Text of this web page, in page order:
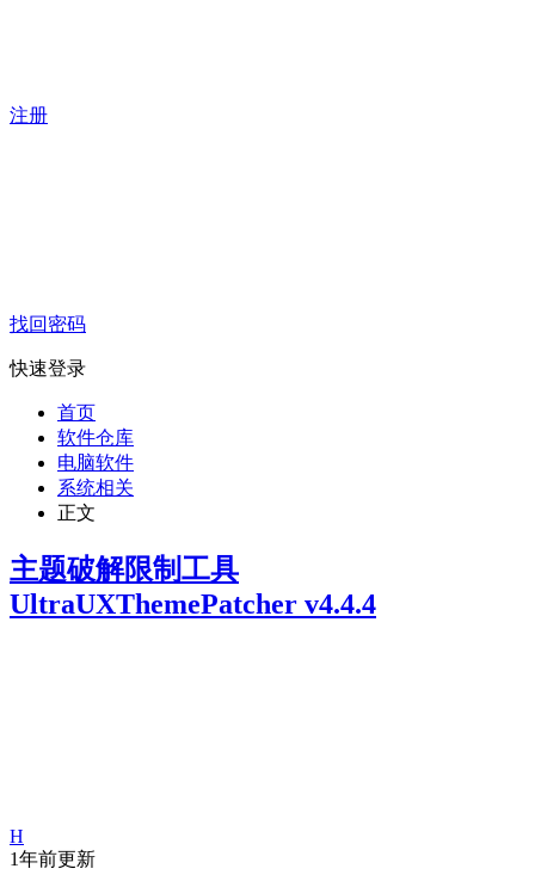
注册
找回密码
快速登录
首页
软件仓库
电脑软件
系统相关
正文
主题破解限制工具
UltraUXThemePatcher v4.4.4
H
1年前更新